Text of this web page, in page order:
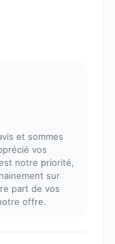
et sommes
vos
notre priorité,
sur
part de vos
offre.